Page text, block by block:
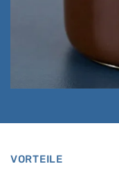
VORTEILE